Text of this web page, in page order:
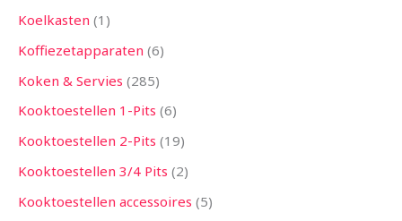
Koelkasten 1
Koffiezetapparaten 6
Koken & Servies 285
Kooktoestellen 1-Pits 6
Kooktoestellen 2-Pits 19
Kooktoestellen 3/4 Pits 2
Kooktoestellen accessoires 5